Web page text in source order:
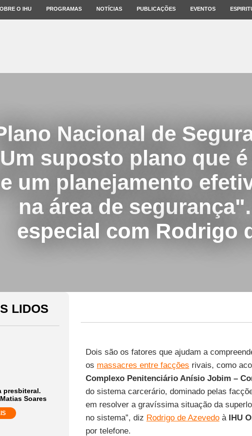
O IHU PROGRAMAS NOTÍCIAS PUBLICAÇÕES EVENTOS
Nacional de
suposto plano que
um planejamento
na área de
especial com Rodrigo
LIDOS
presbiteral.
Soares
Dois são os fatores que ajudam a
os massacres entre facções rivais, como
Complexo Penitenciário Anísio Jobim –
do sistema carcerário, dominado pelas
em resolver a gravíssima situação da
no sistema”, diz Rodrigo de Azevedoà IHU
por telefone.